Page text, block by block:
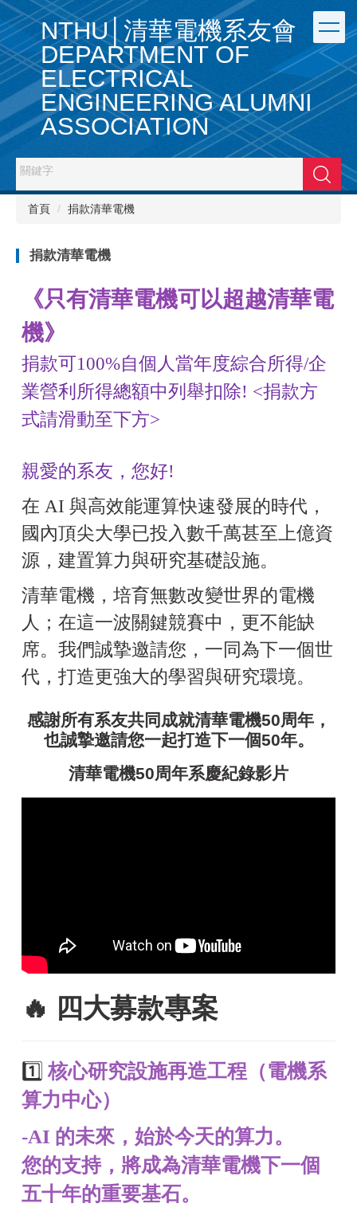
跳
到
主
要
內
容
區
NTHU│清華電機系友會
DEPARTMENT OF
ELECTRICAL
ENGINEERING ALUMNI
ASSOCIATION
搜尋
首頁 捐款清華電機
捐款清華電機
《只有清華電機可以超越清華電
機》
捐款可100%自個人當年度綜合所得/企
業營利所得總額中列舉扣除! <捐款方
式請滑動至下方>
親愛的系友，您好!
在 AI 與高效能運算快速發展的時代，
國內頂尖大學已投入數千萬甚至上億資
源，建置算力與研究基礎設施。
清華電機，培育無數改變世界的電機
人；在這一波關鍵競賽中，更不能缺
席。 我們誠摯邀請您，一同為下一個世
代，打造更強大的學習與研究環境。
感謝所有系友共同成就清華電機50周年，
也誠摯邀請您一起打造下一個50年。
清華電機50周年系慶紀錄影片
🔥 四大募款專案
1️⃣核心研究設施再造工程（電機系
算力中心）
-AI 的未來，始於今天的算力。
您的支持，將成為清華電機下一個
五十年的重要基石。